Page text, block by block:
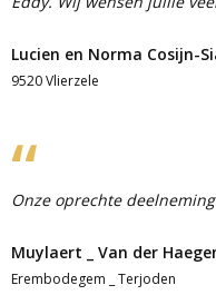
Lucien en Norma Cosijn-
9520 Vlierzele
Onze oprechte
Muylaert _ Van der
Erembodegem _ Terjoden